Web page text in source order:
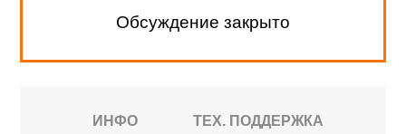
Обсуждение закрыто
ИНФО ТЕХ. ПОДДЕРЖКА